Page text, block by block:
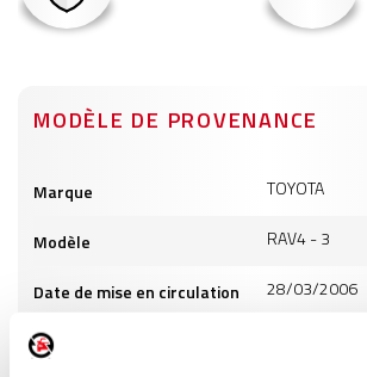
MODÈLE DE PROVENANCE
produits
Marque TOYOTA
Modèle RAV4 - 3
Date de mise en circulation 28/03/2006
Cylindrée